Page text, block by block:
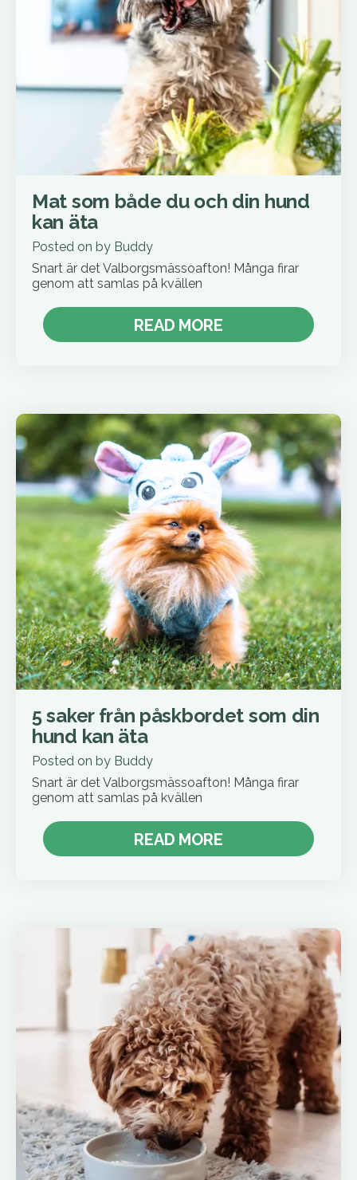
Mat som både du och din hund
kan äta
Posted on by Buddy
Snart är det Valborgsmässoafton! Många firar
genom att samlas på kvällen
READ MORE
5 saker från påskbordet som din
hund kan äta
Posted on by Buddy
Snart är det Valborgsmässoafton! Många firar
genom att samlas på kvällen
READ MORE